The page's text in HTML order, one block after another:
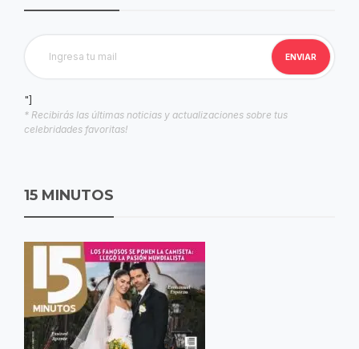
"]
* Recibirás las últimas noticias y actualizaciones sobre tus
celebridades favoritas!
15 MINUTOS